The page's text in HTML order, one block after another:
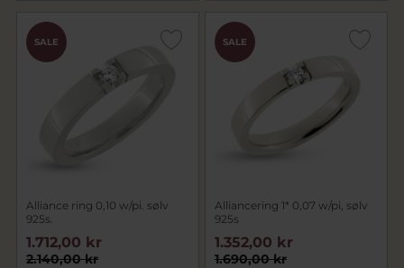
SALE
Alliance ring 0,10 w/pi. sølv
925s.
2.140,00 kr
1.712,00 kr
SALE
Alliancering 1* 0,07 w/pi, sølv
925s
1.690,00 kr
1.352,00 kr